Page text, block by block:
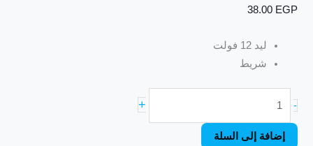
38.00 EGP
ليد 12 فولت
شريط
-
+
إضافة إلى السلة